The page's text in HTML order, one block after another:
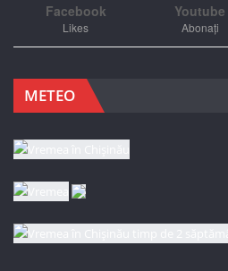
Facebook
Likes
Youtube
Abonați
METEO